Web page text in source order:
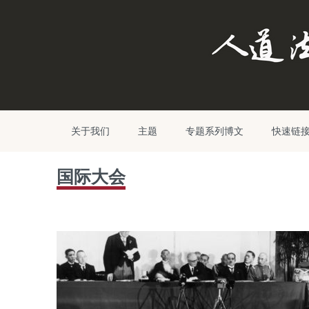
关于我们 主题 专题系列博文 快速链
国际大会